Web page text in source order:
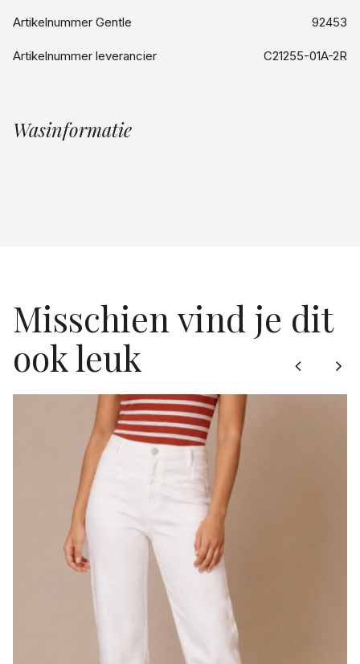
Artikelnummer Gentle 92453
Artikelnummer leverancier C21255-01A-2R
Wasinformatie
Misschien vind je dit
ook leuk